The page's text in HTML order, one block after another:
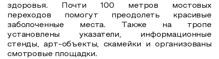
здоровья. Почти 100 метров мостовых
переходов помогут преодолеть красивые
заболоченные места. Также на тропе
установлены указатели, информационные
стенды, арт-объекты, скамейки и организованы
смотровые площадки.